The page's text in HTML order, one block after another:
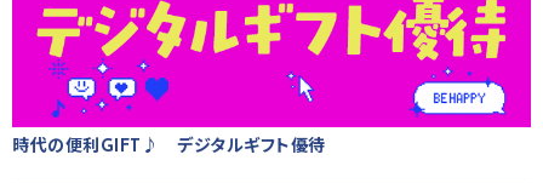
時代の便利GIFT♪ デジタルギフト優待